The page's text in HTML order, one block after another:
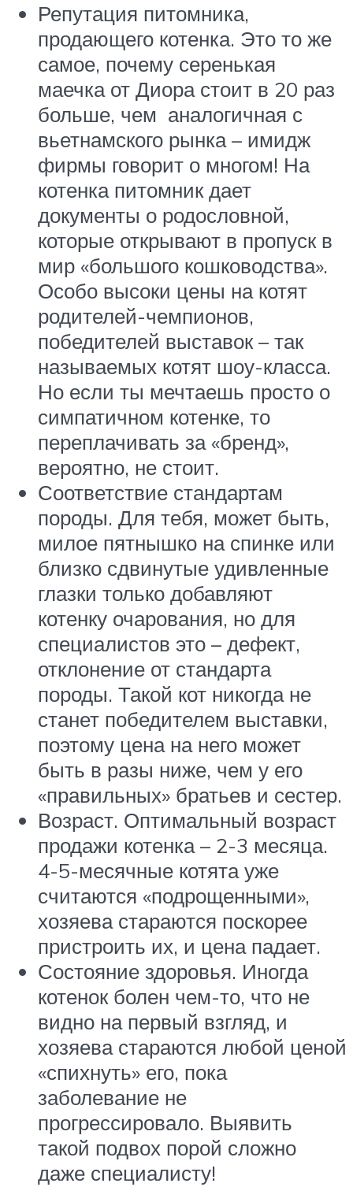
Репутация питомника,
продающего котенка. Это то же
самое, почему серенькая
маечка от Диора стоит в 20 раз
больше, чем аналогичная с
вьетнамского рынка – имидж
фирмы говорит о многом! На
котенка питомник дает
документы о родословной,
которые открывают в пропуск в
мир «большого кошководства».
Особо высоки цены на котят
родителей-чемпионов,
победителей выставок – так
называемых котят шоу-класса.
Но если ты мечтаешь просто о
симпатичном котенке, то
переплачивать за «бренд»,
вероятно, не стоит.
Соответствие стандартам
породы. Для тебя, может быть,
милое пятнышко на спинке или
близко сдвинутые удивленные
глазки только добавляют
котенку очарования, но для
специалистов это – дефект,
отклонение от стандарта
породы. Такой кот никогда не
станет победителем выставки,
поэтому цена на него может
быть в разы ниже, чем у его
«правильных» братьев и сестер.
Возраст. Оптимальный возраст
продажи котенка – 2-3 месяца.
4-5-месячные котята уже
считаются «подрощенными»,
хозяева стараются поскорее
пристроить их, и цена падает.
Состояние здоровья. Иногда
котенок болен чем-то, что не
видно на первый взгляд, и
хозяева стараются любой ценой
«спихнуть» его, пока
заболевание не
прогрессировало. Выявить
такой подвох порой сложно
даже специалисту!